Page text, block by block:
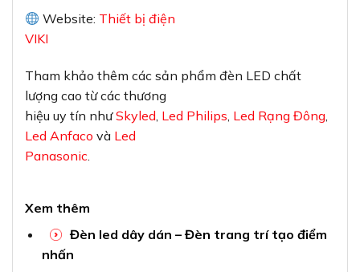
Website: Thiết bị điện
VIKI
Tham khảo thêm các sản phẩm đèn LED chất
lượng cao từ các thương
hiệu uy tín nhưSkyled, Led Philips, Led Rạng Đông,
Led Anfaco và Led
Panasonic.
Xem thêm
Đèn led dây dán – Đèn trang trí tạo điểm
nhấn